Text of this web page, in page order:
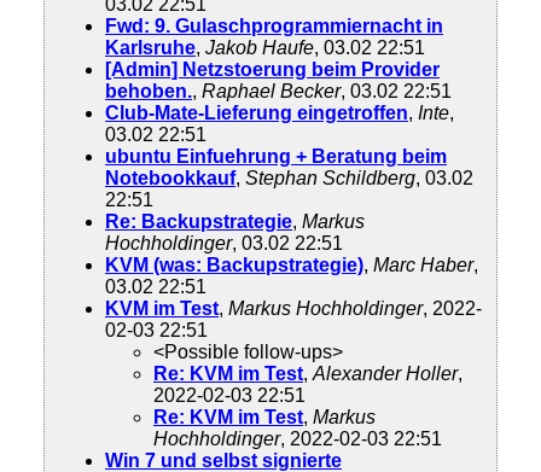
03.02 22:51
Fwd: 9. Gulaschprogrammiernacht in
Karlsruhe, Jakob Haufe, 03.02 22:51
[Admin] Netzstoerung beim Provider
behoben., Raphael Becker, 03.02 22:51
Club-Mate-Lieferung eingetroffen, Inte,
03.02 22:51
ubuntu Einfuehrung + Beratung beim
Notebookkauf, Stephan Schildberg, 03.02
22:51
Re: Backupstrategie, Markus
Hochholdinger, 03.02 22:51
KVM (was: Backupstrategie), Marc Haber,
03.02 22:51
KVM im Test, Markus Hochholdinger, 2022-
02-03 22:51
<Possible follow-ups>
Re: KVM im Test, Alexander Holler,
2022-02-03 22:51
Re: KVM im Test, Markus
Hochholdinger, 2022-02-03 22:51
Win 7 und selbst signierte